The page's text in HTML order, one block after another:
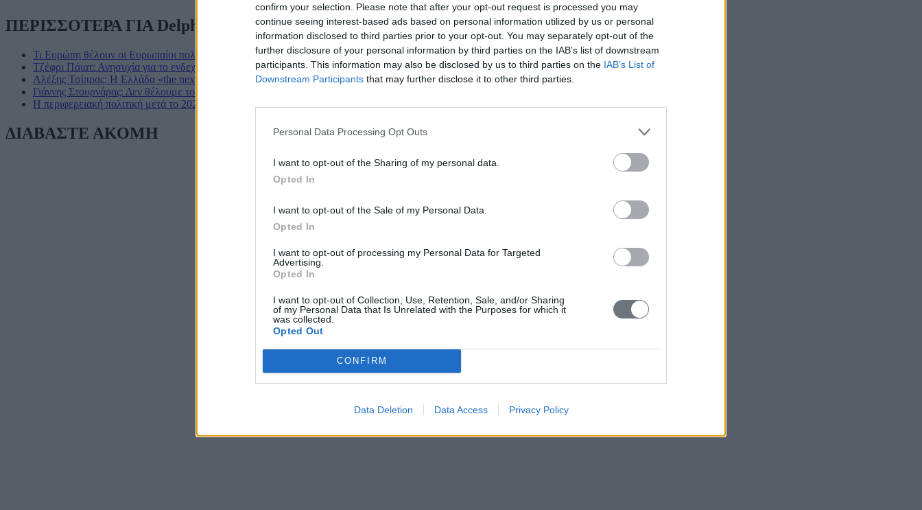
confirm your selection. Please note that after your opt-out request is processed you may
continue seeing interest-based ads based on personal information utilized by us or personal
information disclosed to third parties prior to your opt-out. You may separately opt-out of the
further disclosure of your personal information by third parties on the IAB’s list of downstream
participants. This information may also be disclosed by us to third parties on the IAB’s List of
Downstream Participants that may further disclose it to other third parties.
Personal Data Processing Opt Outs
I want to opt-out of the Sharing of my personal data.
Opted In
I want to opt-out of the Sale of my Personal Data.
Opted In
I want to opt-out of processing my Personal Data for Targeted
Advertising.
Opted In
I want to opt-out of Collection, Use, Retention, Sale, and/or Sharing
of my Personal Data that Is Unrelated with the Purposes for which it
was collected.
Opted Out
CONFIRM
Data Deletion Data Access Privacy Policy
ΠΕΡΙΣΣΟΤΕΡΑ ΓΙΑ Delphi Economic Forum 2018
Τι Ευρώπη θέλουν οι Ευρωπαίοι πολίτες;
Τζέφρι Πάιατ: Ανησυχία για το ενδεχόμενο σύγκρουσης χωρίς πρόθεση μεταξύ Ελλάδας και Τουρκίας
Αλέξης Τσίπρας: Η Ελλάδα «the next big thing» στον Παγκόσμιο Επενδυτικό Χάρτη
Γιάννης Στουρνάρας: Δεν θέλουμε τοξικότητα στις πολιτικές εξελίξεις αλλά συναίνεση
Η περιφερειακή πολιτική μετά το 2020: Η πρόκληση των περιοχών με αναπτυξιακή καθυστέρηση
ΔΙΑΒΑΣΤΕ ΑΚΟΜΗ